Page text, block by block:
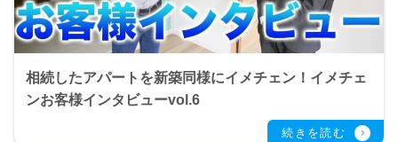
相続したアパートを新築同様にイメチェン！イメチェ
ンお客様インタビューvol.6